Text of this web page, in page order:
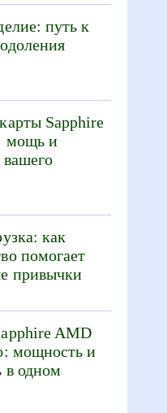
путь к
Sapphire
мощь и
как
помогает
привычки
AMD
мощность и
в одном